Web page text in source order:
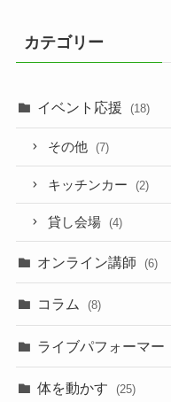
カテゴリー
イベント応援 (18)
その他 (7)
キッチンカー (2)
貸し会場 (4)
オンライン講師 (6)
コラム (8)
ライブパフォーマー
体を動かす (25)